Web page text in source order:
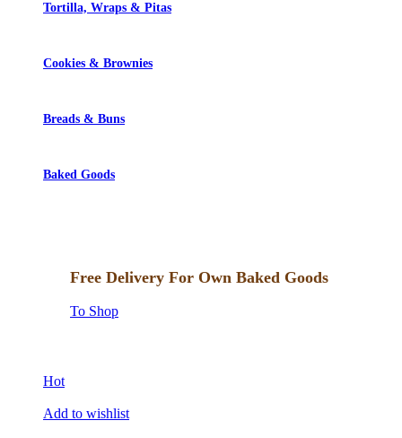
Tortilla, Wraps & Pitas
Cookies & Brownies
Breads & Buns
Baked Goods
Free Delivery For Own Baked Goods
To Shop
Hot
Add to wishlist